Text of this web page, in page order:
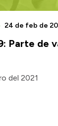
Parte de
24 de feb de
del 2021